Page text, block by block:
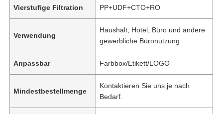
Vierstufige Filtration PP+UDF+CTO+RO
Verwendung
Haushalt, Hotel, Büro und andere
gewerbliche Büronutzung
Anpassbar Farbbox/Etikett/LOGO
Mindestbestellmenge
Kontaktieren Sie uns je nach
Bedarf.